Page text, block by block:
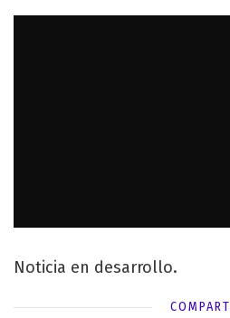
Noticia en desarrollo.